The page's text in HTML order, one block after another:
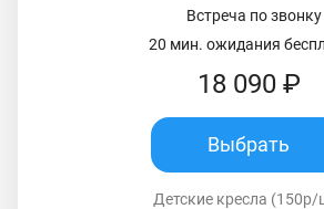
Встреча по звонку
20 мин. ожидания
18 090 ₽
Выбрать
Детские кресла (150р/